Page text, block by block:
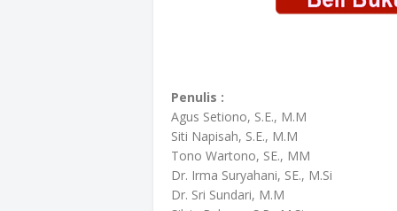
Penulis :
Agus Setiono, S.E., M.M
Siti Napisah, S.E., M.M
Tono Wartono, SE., MM
Dr. Irma Suryahani, SE., M.Si
Dr. Sri Sundari, M.M